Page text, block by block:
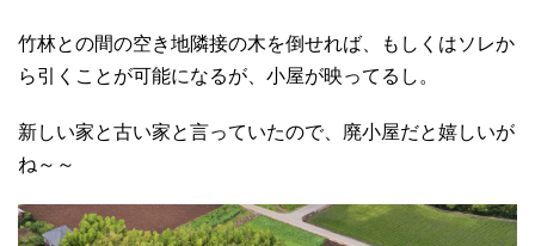
竹林との間の空き地隣接の木を倒せれば、もしくはソレか
ら引くことが可能になるが、小屋が映ってるし。
新しい家と古い家と言っていたので、廃小屋だと嬉しいが
ね～～